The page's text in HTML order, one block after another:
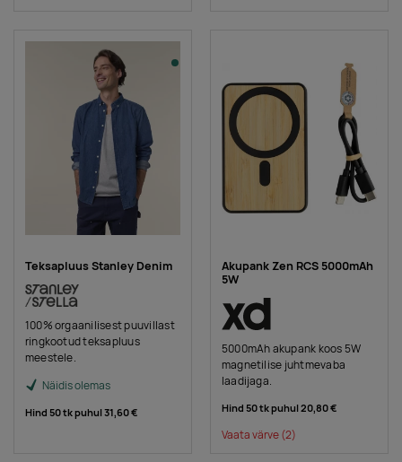
Teksapluus Stanley Denim
100% orgaanilisest puuvillast
ringkootud teksapluus
meestele.
Näidis olemas
Hind 50 tk puhul31,60 €
Akupank Zen RCS 5000mAh
5W
5000mAh akupank koos 5W
magnetilise juhtmevaba
laadijaga.
Hind 50 tk puhul20,80 €
Vaata värve(2)